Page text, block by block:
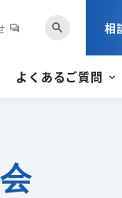
forum search 相
よくあるご質問